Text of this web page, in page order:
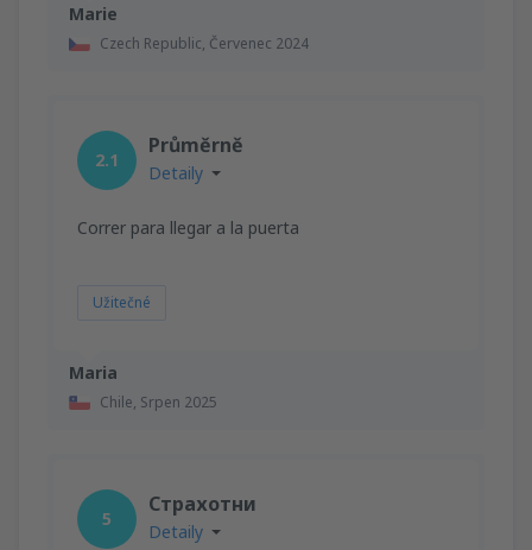
Marie
Czech Republic, Červenec 2024
Maria
Chile, Srpen 2025
2.1
Průměrně
Detaily
Correr para llegar a la puerta
Užitečné
5
Страхотни
Detaily